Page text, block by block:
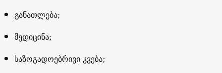
განათლება;
მედიცინა;
საზოგადოებრივი კვება;